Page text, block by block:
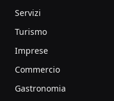
Servizi
Turismo
Imprese
Commercio
Gastronomia